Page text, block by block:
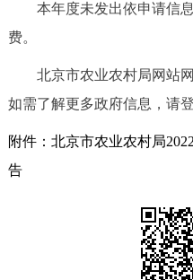
本年度未发出依申请信息
费。
北京市农业农村局网站网
如需了解更多政府信息，请登
附件：北京市农业农村局
告